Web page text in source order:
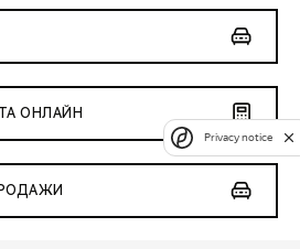
ОНЛАЙН
Privacy notice